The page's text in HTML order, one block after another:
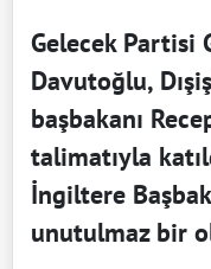
Gelecek Partisi
Davutoğlu,
başbakanı
talimatıyla
İngiltere
unutulmaz bir